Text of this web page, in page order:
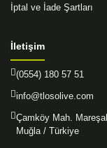
İptal ve İade Şartları
İletişim
(0554) 180 57 51
info@tlosolive.com
Çamköy Mah.
Muğla / Türkiye